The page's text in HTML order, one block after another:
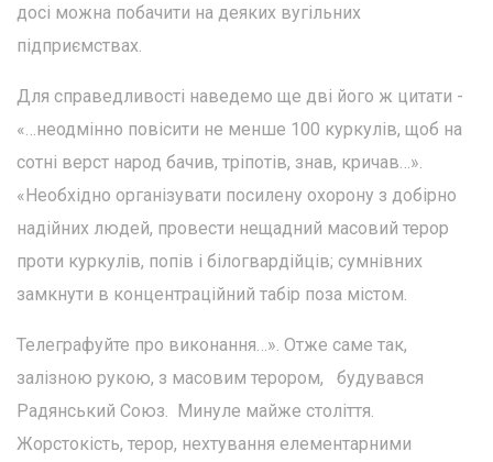
досі можна побачити на деяких вугільних
підприємствах.
Для справедливості наведемо ще дві його ж цитати -
«…неодмінно повісити не менше 100 куркулів, щоб на
сотні верст народ бачив, тріпотів, знав, кричав…».
«Необхідно організувати посилену охорону з добірно
надійних людей, провести нещадний масовий терор
проти куркулів, попів і білогвардійців; сумнівних
замкнути в концентраційний табір поза містом.
Телеграфуйте про виконання…». Отже саме так,
залізною рукою, з масовим терором, будувався
Радянський Союз. Минуле майже століття.
Жорстокість, терор, нехтування елементарними